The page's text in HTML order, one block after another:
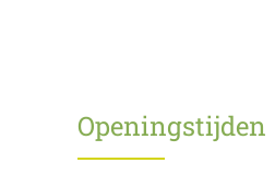
Openingstijden